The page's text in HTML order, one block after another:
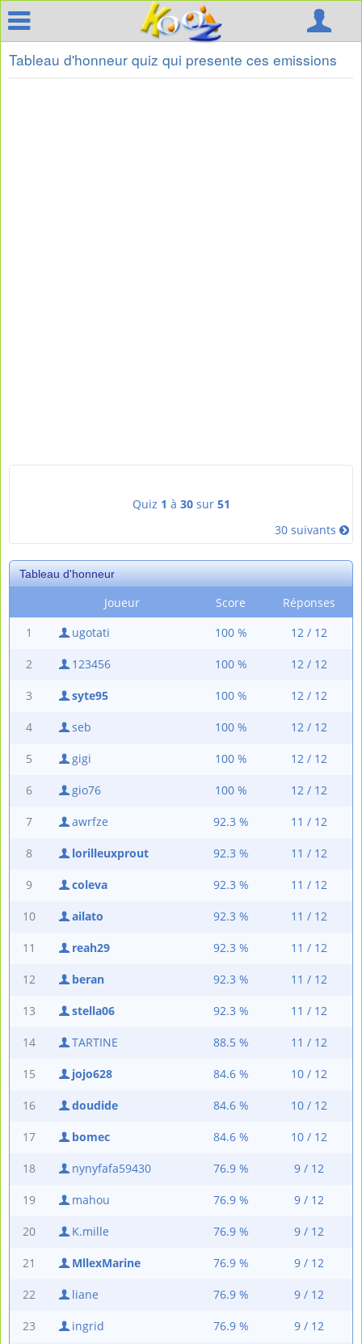
Tableau d'honneur quiz qui presente ces emissions
Quiz 1 à 30sur 51
30 suivants
Tableau d'honneur
Joueur Score
Réponses
1
ugotati 100 % 12 / 12
2 123456 100 % 12 / 12
3 syte95 100 % 12 / 12
4 seb 100 % 12 / 12
5 gigi 100 % 12 / 12
6 gio76 100 % 12 / 12
7 awrfze 92.3 % 11 / 12
8 lorilleuxprout 92.3 % 11 / 12
9 coleva 92.3 % 11 / 12
10 ailato 92.3 % 11 / 12
11 reah29 92.3 % 11 / 12
12 beran 92.3 % 11 / 12
13 stella06 92.3 % 11 / 12
14 TARTINE 88.5 % 11 / 12
15 jojo628 84.6 % 10 / 12
16 doudide 84.6 % 10 / 12
17 bomec 84.6 % 10 / 12
18 nynyfafa59430 76.9 % 9 / 12
19 mahou 76.9 % 9 / 12
20 K.mille 76.9 % 9 / 12
21 MllexMarine 76.9 % 9 / 12
22 liane 76.9 % 9 / 12
23 ingrid 76.9 % 9 / 12